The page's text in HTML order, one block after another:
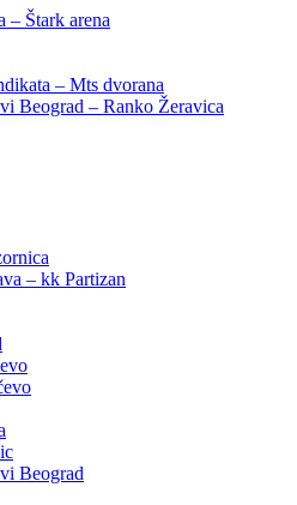
– Štark arena
– Mts dvorana
Beograd – Ranko Žeravica
– kk Partizan
Beograd